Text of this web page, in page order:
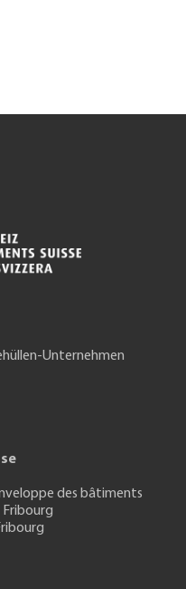
Unternehmen
des bâtiments